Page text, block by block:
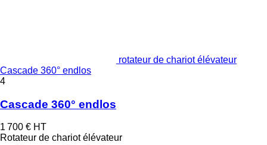
rotateur de chariot élévateur
Cascade 360° endlos
4
Cascade 360° endlos
1 700 € HT
Rotateur de chariot élévateur